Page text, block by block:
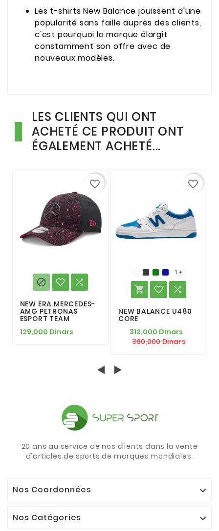
Les t-shirts New Balance jouissent d'une
popularité sans faille auprès des clients,
c'est pourquoi la marque élargit
constamment son offre avec de
nouveaux modèles.
LES CLIENTS QUI ONT
ACHETÉ CE PRODUIT ONT
ÉGALEMENT ACHETÉ...
  
NEW ERA MERCEDES-
AMG PETRONAS
ESPORT TEAM
129,000 Dinars
favorite_border
1 
  
NEW BALANCE U480
CORE
312,000 Dinars
390,000 Dinars
favorite_border
20 ans au service de nos clients dans la vente
d'articles de sports de marques mondiales.
Nos Coordonnées 
Nos Catégories 